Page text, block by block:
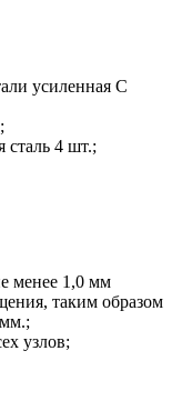
усиленная С
сталь 4 шт.;
менее 1,0 мм
таким образом
узлов;